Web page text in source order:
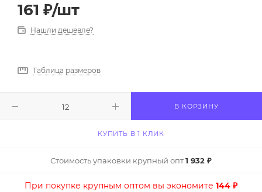
161 ₽/шт
Нашли дешевле?
Таблица размеров
В КОРЗИНУ
КУПИТЬ В 1 КЛИК
Стоимость упаковки крупный опт1 932 ₽
При покупке крупным оптом вы экономите 144 ₽